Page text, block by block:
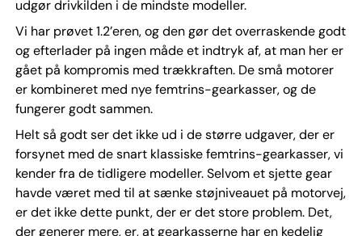
udgør drivkilden i de mindste modeller.
Vi har prøvet 1.2’eren, og den gør det overraskende godt
og efterlader på ingen måde et indtryk af, at man her er
gået på kompromis med trækkraften. De små motorer
er kombineret med nye femtrins-gearkasser, og de
fungerer godt sammen.
Helt så godt ser det ikke ud i de større udgaver, der er
forsynet med de snart klassiske femtrins-gearkasser, vi
kender fra de tidligere modeller. Selvom et sjette gear
havde været med til at sænke støjniveauet på motorvej,
er det ikke dette punkt, der er det store problem. Det,
der generer mere, er, at gearkasserne har en kedelig